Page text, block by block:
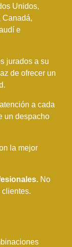
Unidos,
Canadá,
e
jurados a su
de ofrecer un
a cada
un despacho
la mejor
No
clientes.